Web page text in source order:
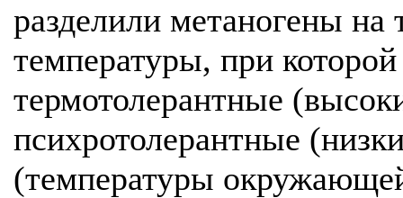
разделили метаногены на
температуры, при
термотолерантные
психротолерантные
(температуры